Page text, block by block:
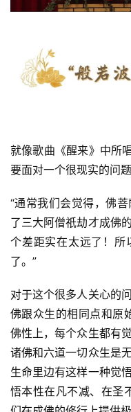
就像歌曲《醒来》中所
要面对一个很现实的问
“通常我们会觉得，佛
了三大阿僧祇劫才成佛
个差距实在太远了！所
了。”
对于这个很多人关心的
佛跟众生的相同点和原
佛性上，每个众生都有
诸佛和六道一切众生是
生命里边有这样一种觉
悟本性在凡不减、在圣